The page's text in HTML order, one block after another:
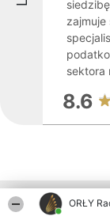
ORŁY
zajmuje
sektora
8.6
Inne